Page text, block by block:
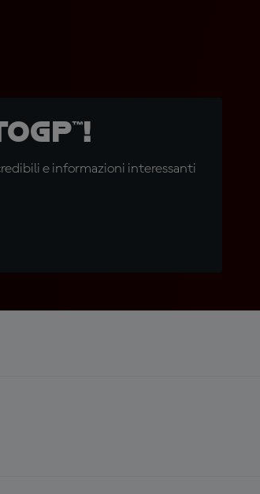
e informazioni interessanti